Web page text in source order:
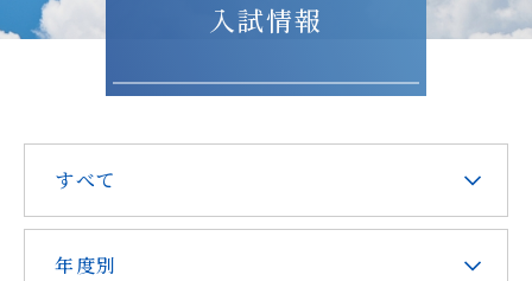
進路・進学
在校生・保護者の皆様へ
本校での勤務を希望される方へ
入試情報
すべて
年度別